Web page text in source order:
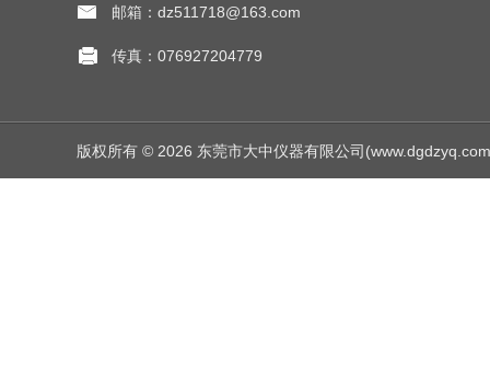
邮箱：dz511718@163.com
传真：076927204779
版权所有 © 2026 东莞市大中仪器有限公司